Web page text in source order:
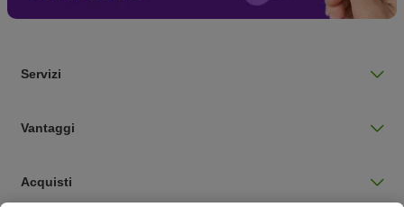
Servizi
Vantaggi
Acquisti